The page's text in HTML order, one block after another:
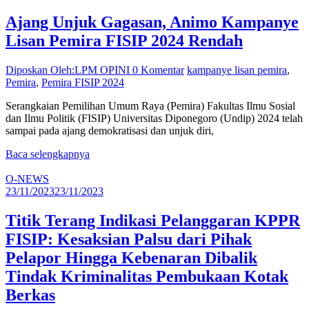
Ajang Unjuk Gagasan, Animo Kampanye
Lisan Pemira FISIP 2024 Rendah
Diposkan Oleh:LPM OPINI 0 Komentar kampanye lisan pemira,
Pemira, Pemira FISIP 2024
Serangkaian Pemilihan Umum Raya (Pemira) Fakultas Ilmu Sosial
dan Ilmu Politik (FISIP) Universitas Diponegoro (Undip) 2024 telah
sampai pada ajang demokratisasi dan unjuk diri,
Baca selengkapnya
O-NEWS
23/11/202323/11/2023
Titik Terang Indikasi Pelanggaran KPPR
FISIP: Kesaksian Palsu dari Pihak
Pelapor Hingga Kebenaran Dibalik
Tindak Kriminalitas Pembukaan Kotak
Berkas